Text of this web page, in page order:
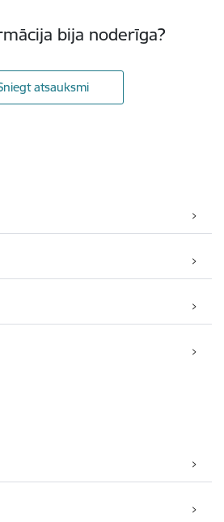
bija noderīga?
atsauksmi